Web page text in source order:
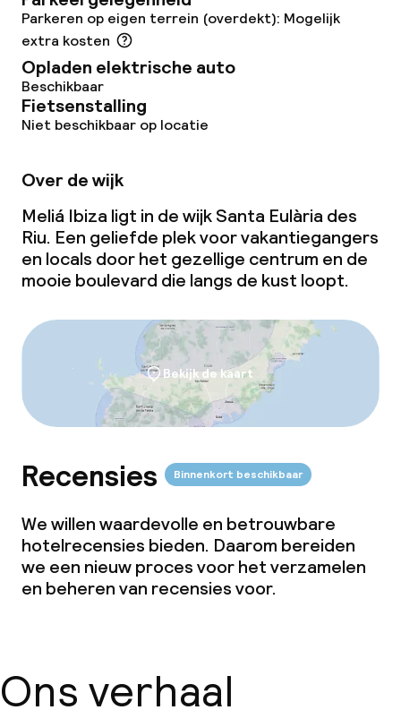
Entertainment
Betaalde wifi
Terras
Zonneterras
Eet- en drinkgelegenheden
Restaurant
Bar met dakterras
Eet- en drinkdiensten
Ontbijtbuffet
Lunch à la carte
Roomservice
Parkeren op eigen terrein (overdekt): Mogelijk
extra kosten
Opladen elektrische auto
Beschikbaar
Fietsenstalling
Niet beschikbaar op locatie
Over de wijk
Meliá Ibiza ligt in de wijk Santa Eulària des
Riu. Een geliefde plek voor vakantiegangers
en locals door het gezellige centrum en de
mooie boulevard die langs de kust loopt.
Bekijk de kaart
Recensies Binnenkort beschikbaar
We willen waardevolle en betrouwbare
hotelrecensies bieden. Daarom bereiden
we een nieuw proces voor het verzamelen
en beheren van recensies voor.
Ons verhaal